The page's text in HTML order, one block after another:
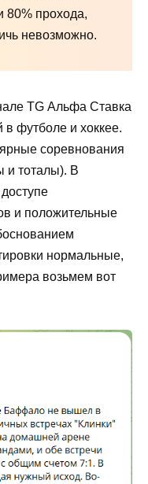
80% прохода,
невозможно.
TG Альфа Ставка
в футболе и хоккее.
соревнования
и тоталы). В
и положительные
нормальные,
возьмем вот